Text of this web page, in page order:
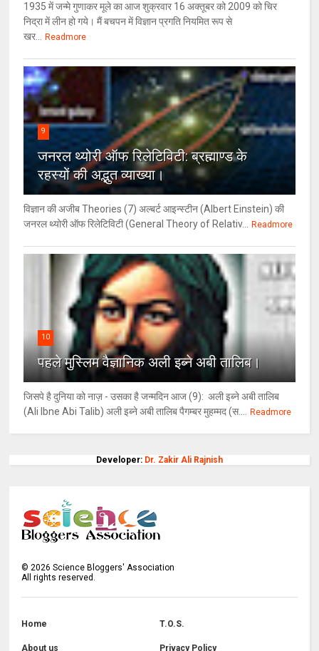
1935 में जन्मे गुणाकर मूले का आज शुक्रवार 16 अक्तूबर को 2009 को चिर
निद्रा में लीन हो गये। मैं बचपन में विज्ञान प्रगति नियमित रूप से
खर... Readmore
9
जनरल थ्‍योरी ऑफ रिलेटिविटी: ब्रह्माण्‍ड के
रहस्‍यों की अद्भुत व्‍याख्‍या।
विज्ञान की अजीब Theories (7) अल्‍बर्ट आइन्स्टीन (Albert Einstein) की
जनरल थ्योरी ऑफ रिलेटिविटी (General Theory of Relativ... Readmore
10
पहले मुस्लिम वैज्ञानिक अली इब्ने अबी तालिब।
जिसपे है दुनिया को नाज़ - उसका है जन्मदिन आज (9): अली इब्ने अबी तालिब
(Ali Ibne Abi Talib) अली इब्ने अबी तालिब पैगम्बर मुहम्मद (स.... Readmore
Developer: Dr. Zakir Ali Rajnish
©2026 Science Bloggers' Association
All rights reserved.
Home T.O.S.
About us Privacy Policy